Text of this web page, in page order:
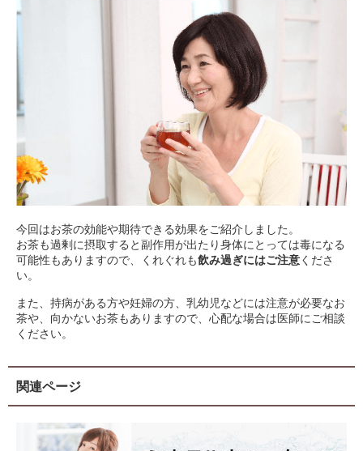
今回はお茶の効能や期待できる効果をご紹介しました。
お茶も過剰に摂取すると副作用が出たり身体にとっては毒になる
可能性もありますので、くれぐれも飲み過ぎにはご注意くださ
い。
また、持病がある方や妊婦の方、乳幼児などには注意が必要なお
茶や、向かないお茶もありますので、心配な場合は医師にご相談
ください。
関連ページ